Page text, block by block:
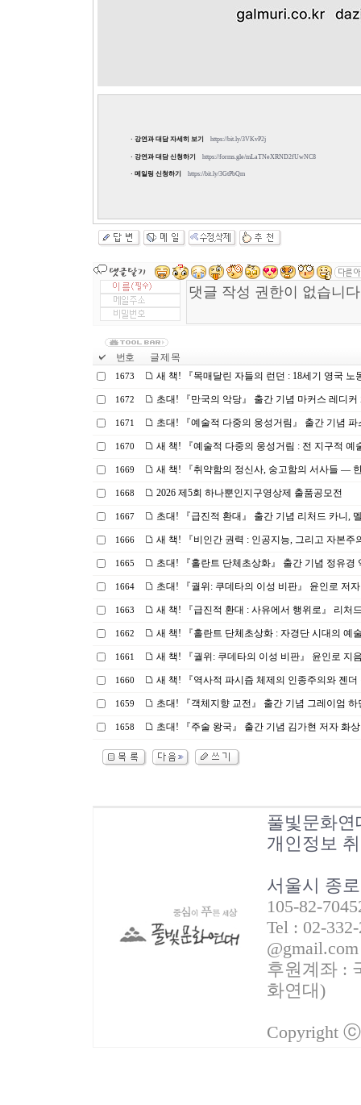
· 강연과 대담 자세히 보기 https://bit.ly/3VKvP2j
· 강연과 대담 신청하기 https://forms.gle/mLaTNeXRND2fUwNC8
· 메일링 신청하기 https://bit.ly/3GtPbQm
번호 글 제 목
1673 새 책! 『목매달린 자들의 런던 : 18세기 영국 노
1672 초대! 『만국의 악당』 출간 기념 마커스 레디커
1671 초대! 『예술적 다중의 웅성거림』 출간 기념 파
1670 새 책! 『예술적 다중의 웅성거림 : 전 지구적 예
1669 새 책! 『취약함의 정신사, 숭고함의 서사들 ―
1668 2026 제5회 하나뿐인지구영상제 출품공모전
1667 초대! 『급진적 환대』 출간 기념 리처드 카니,
1666 새 책! 『비인간 권력 : 인공지능, 그리고 자본주
1665 초대! 『홀란트 단체초상화』 출간 기념 정유경
1664 초대! 『궐위: 쿠데타의 이성 비판』 윤인로 저
1663 새 책! 『급진적 환대 : 사유에서 행위로』 리처
1662 새 책! 『홀란트 단체초상화 : 자경단 시대의 예
1661 새 책! 『궐위: 쿠데타의 이성 비판』 윤인로 지
1660 새 책! 『역사적 파시즘 체제의 인종주의와 젠
1659 초대! 『객체지향 교전』 출간 기념 그레이엄 하
1658 초대! 『주술 왕국』 출간 기념 김가현 저자 화
풀빛문화연
개인정보
서울시 종
105-82-
Tel : 02-
@gmail.com
후원계좌 :
화연대)
Copyright